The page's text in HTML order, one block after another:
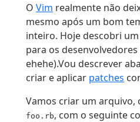
O Vim realmente não
mesmo após um bom
inteiro. Hoje descobri
para os
ehehe).Vou descrever
criar e aplicar patches
Vamos criar um arquivo,
foo.rb, com o seguinte